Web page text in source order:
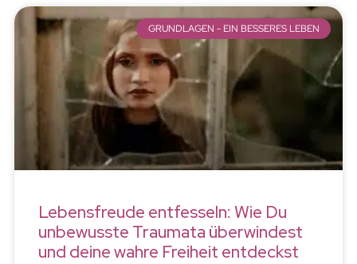
GRUNDLAGEN - EIN BESSERES LEBEN
Lebensfreude entfesseln: Wie Du
unbewusste Traumata überwindest
und deine wahre Freiheit entdeckst